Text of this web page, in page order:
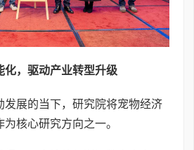
化，驱动产业转型升级
发展的当下，研究院将宠物经济
核心研究方向之一。